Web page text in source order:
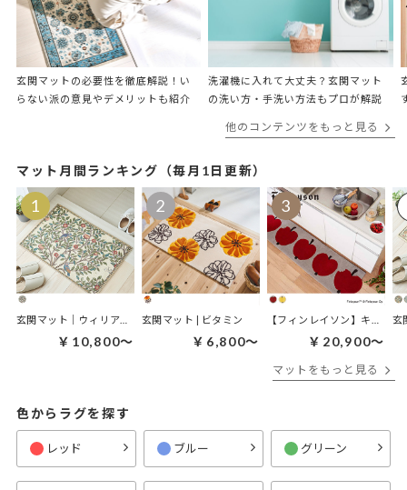
玄関マットの必要性を徹底解説！い
らない派の意見やデメリットも紹介
洗濯機に入れて大丈夫？​​玄関マット
の洗い方・手洗い方法もプロが解説
他のコンテンツをもっと見る
マット月間ランキング（毎月1日更新）
玄関マット｜ウィリアムモリス ケルムスコットツリー
￥10,800～
玄関マット | ビタミン
￥6,800～ ￥20,900～
マットをもっと見る
色からラグを探す
レッド ブルー グリーン